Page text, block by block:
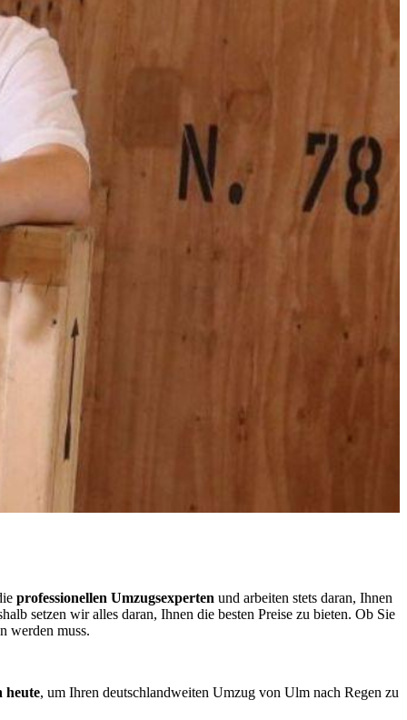
professionellen Umzugsexperten und arbeiten stets daran, Ihnen
setzen wir alles daran, Ihnen die besten Preise zu bieten. Ob Sie
werden muss.
heute, um Ihren deutschlandweiten Umzug von Ulm nach Regen zu